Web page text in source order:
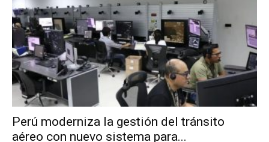
Perú moderniza la gestión del tránsito
aéreo con nuevo sistema para...